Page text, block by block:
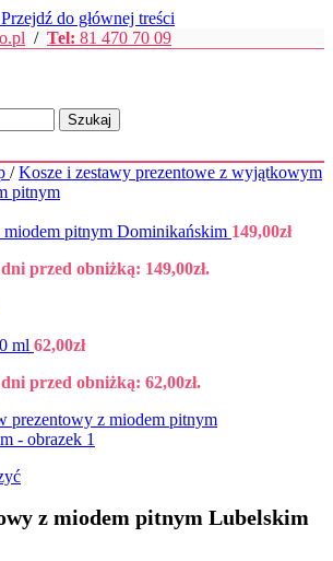
Przejdź do głównej treści
/ Tel: 81 470 70 09
Szukaj
/ Kosze i zestawy prezentowe z wyjątkowym
pitnym
miodem pitnym Dominikańskim 149,00zł
przed obniżką: 149,00zł.
ml 62,00zł
przed obniżką: 62,00zł.
z miodem pitnym Lubelskim